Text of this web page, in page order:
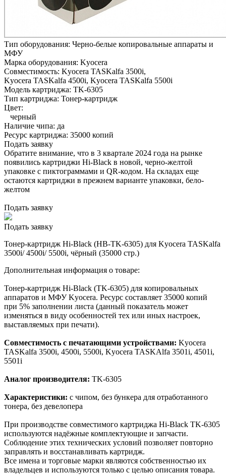
Тип оборудования: Черно-белые копировальные аппараты и
МФУ
Марка оборудования: Kyocera
Совместимость: Kyocera TASKalfa 3500i,
Kyocera TASKalfa 4500i, Kyocera TASKalfa 5500i
Модель картриджа: TK-6305
Тип картриджа: Тонер-картридж
Цвет:
черный
Наличие чипа: да
Ресурс картриджа: 35000 копий
Подать заявку
Обратите внимание, что в 3 квартале 2024 года на рынке
появились картриджи Hi-Black в новой, черно-желтой
упаковке с пиктограммами и QR-кодом. На складах еще
остаются картриджи в прежнем варианте упаковки, бело-
желтом
Подать заявку
Подать заявку
Тонер-картридж Hi-Black (HB-TK-6305) для Kyocera TASKalfa
3500i/ 4500i/ 5500i, чёрный (35000 стр.)
Дополнительная информация о товаре:
Тонер-картридж Hi-Black (TK-6305) для копировальных
аппаратов и МФУ Kyocera. Ресурс составляет 35000 копий
при 5% заполнении листа (данный показатель может
изменяться в виду особенностей тех или иных настроек,
выставляемых при печати).
Совместимость с печатающими устройствами: Kyocera
TASKalfa 3500i, 4500i, 5500i, Kyocera TASKAlfa 3501i, 4501i,
5501i
Аналог производителя: TK-6305
Характеристики: с чипом, без бункера для отработанного
тонера, без девелопера
При производстве совместимого картриджа Hi-Black TK-6305
используются надёжные комплектующие и запчасти.
Соблюдение этих технических условий позволяет повторно
заправлять и восстанавливать картридж.
Все имена и торговые марки являются собственностью их
владельцев и используются только с целью описания товара.